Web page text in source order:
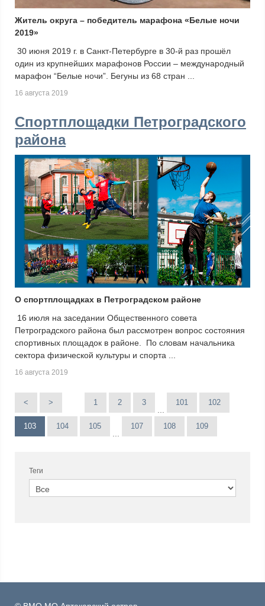
Житель округа – победитель марафона «Белые ночи
2019»
30 июня 2019 г. в Санкт-Петербурге в 30-й раз прошёл
один из крупнейших марафонов России – международный
марафон “Белые ночи”. Бегуны из 68 стран ...
16 августа 2019
Спортплощадки Петроградского
района
О спортплощадках в Петроградском районе
16 июля на заседании Общественного совета
Петроградского района был рассмотрен вопрос состояния
спортивных площадок в районе. По словам начальника
сектора физической культуры и спорта ...
16 августа 2019
< > 1 2 3 101 102
103 104 105 107 108 109
Теги